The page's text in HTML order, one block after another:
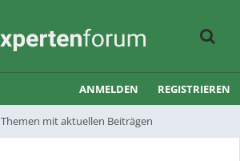
Themen mit aktuellen Beiträgen
ANMELDEN REGISTRIEREN